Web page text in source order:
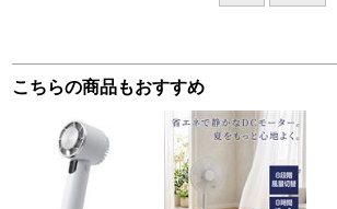
こちらの商品もおすすめ